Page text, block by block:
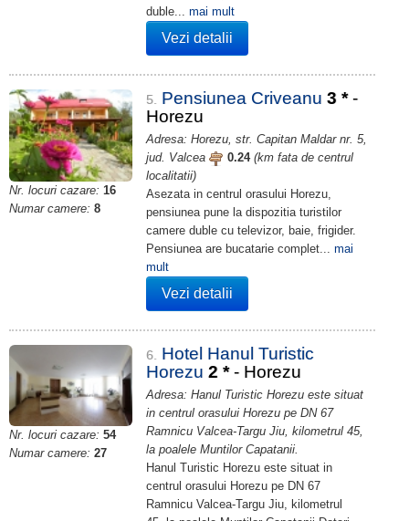
duble... mai mult
Vezi detalii
Nr. locuri cazare: 16
Numar camere: 8
5. Pensiunea Criveanu 3 * -
Horezu
Adresa: Horezu, str. Capitan Maldar nr. 5,
jud. Valcea
0.24 (km fata de centrul
localitatii)
Asezata in centrul orasului Horezu,
pensiunea pune la dispozitia turistilor
camere duble cu televizor, baie, frigider.
Pensiunea are bucatarie complet... mai
mult
Vezi detalii
Nr. locuri cazare: 54
Numar camere: 27
6.
Hotel Hanul Turistic
Horezu 2 * - Horezu
Adresa: Hanul Turistic Horezu este situat
in centrul orasului Horezu pe DN 67
Ramnicu Valcea-Targu Jiu, kilometrul 45,
la poalele Muntilor Capatanii.
Hanul Turistic Horezu este situat in
centrul orasului Horezu pe DN 67
Ramnicu Valcea-Targu Jiu, kilometrul